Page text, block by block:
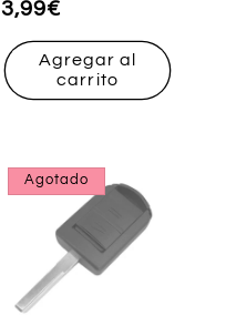
Precio
habitual
3,99€
Agregar al
carrito
Agotado